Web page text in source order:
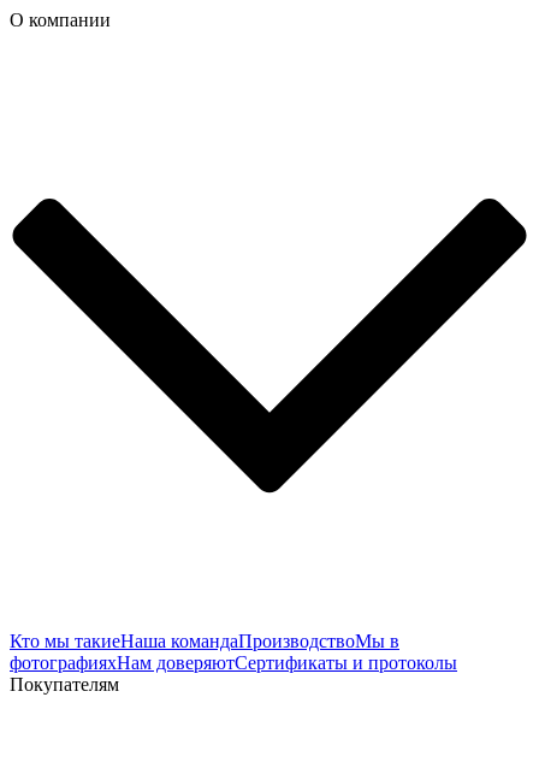
О компании
Кто мы такиеНаша командаПроизводствоМы в
фотографияхНам доверяютСертификаты и протоколы
Покупателям